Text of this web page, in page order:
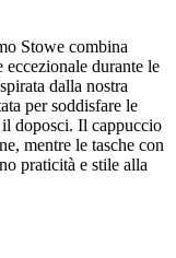
Stowe combina
durante le
dalla nostra
per soddisfare le
doposci. Il cappuccio
mentre le tasche con
praticità e stile alla